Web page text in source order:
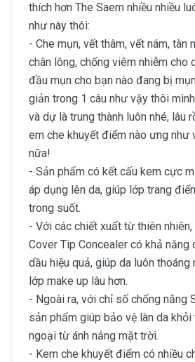
thích hơn The Saem nhiều nhiều
như này thôi:
- Che mụn, vết thâm, vết nám, tàn
chân lông, chống viêm nhiễm cho
đầu mụn cho bạn nào đang bị
giản trong 1 câu như vậy thôi
và dự là trung thành luôn nhé, lâu
em che khuyết điểm nào ưng như
nữa!
- Sản phẩm có kết cấu kem cực
áp dụng lên da, giúp lớp trang
trong suốt.
- Với các chiết xuất từ thiên
Cover Tip Concealer có khả năng
dầu hiệu quả, giúp da luôn
lớp make up lâu hơn.
- Ngoài ra, với chỉ số chống nắng
sản phẩm giúp bảo vệ làn da
ngoại từ ánh nắng mặt trời.
- Kem che khuyết điểm có nhiều